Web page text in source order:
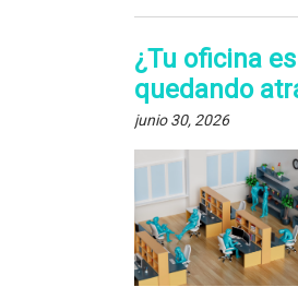
¿Tu oficina
quedando
junio 30, 2026